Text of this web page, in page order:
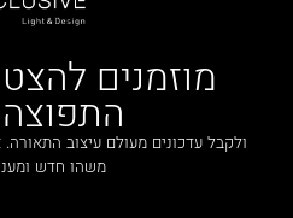
מוזמנים
ולקבל עדכונים מעולם עיצוב
משהו חדש